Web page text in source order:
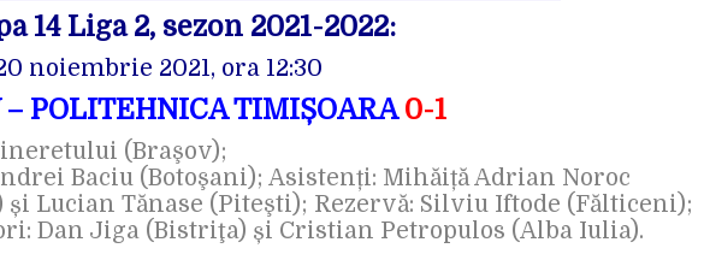
14 Liga 2, sezon 2021-2022:
noiembrie 2021, ora 12:30
– POLITEHNICA TIMIȘOARA0-1
(Braşov);
Baciu (Botoşani); Asistenți: Mihăiță Adrian Noroc
și Lucian Tănase (Piteşti); Rezervă: Silviu Iftode (Fălticeni);
Dan Jiga (Bistriţa) și Cristian Petropulos (Alba Iulia).